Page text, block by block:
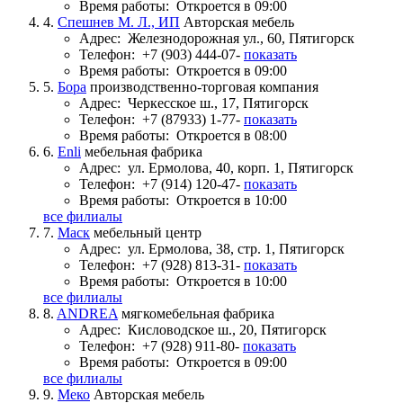
Время работы: Откроется в 09:00
4. Спешнев М. Л., ИП Авторская мебель
Адрес: Железнодорожная ул., 60, Пятигорск
Телефон: +7 (903) 444-07- показать
Время работы: Откроется в 09:00
5. Бора производственно-торговая компания
Адрес: Черкесское ш., 17, Пятигорск
Телефон: +7 (87933) 1-77- показать
Время работы: Откроется в 08:00
6. Enli мебельная фабрика
Адрес: ул. Ермолова, 40, корп. 1, Пятигорск
Телефон: +7 (914) 120-47- показать
Время работы: Откроется в 10:00
все филиалы
7. Маск мебельный центр
Адрес: ул. Ермолова, 38, стр. 1, Пятигорск
Телефон: +7 (928) 813-31- показать
Время работы: Откроется в 10:00
все филиалы
8. ANDREA мягкомебельная фабрика
Адрес: Кисловодское ш., 20, Пятигорск
Телефон: +7 (928) 911-80- показать
Время работы: Откроется в 09:00
все филиалы
9. Меко Авторская мебель